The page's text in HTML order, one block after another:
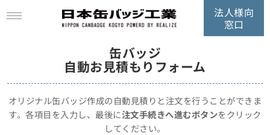
法人様向
窓口
缶バッジ
自動お見積もりフォーム
オリジナル缶バッジ作成の自動見積りと注文を行うことができま
す。各項目を入力し、最後に注文手続きへ進むボタンをクリック
してください。